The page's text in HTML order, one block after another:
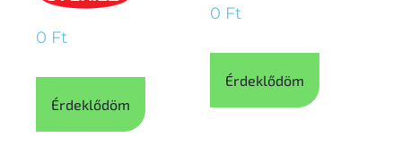
0 Ft
Érdeklődöm
0 Ft
Érdeklődöm